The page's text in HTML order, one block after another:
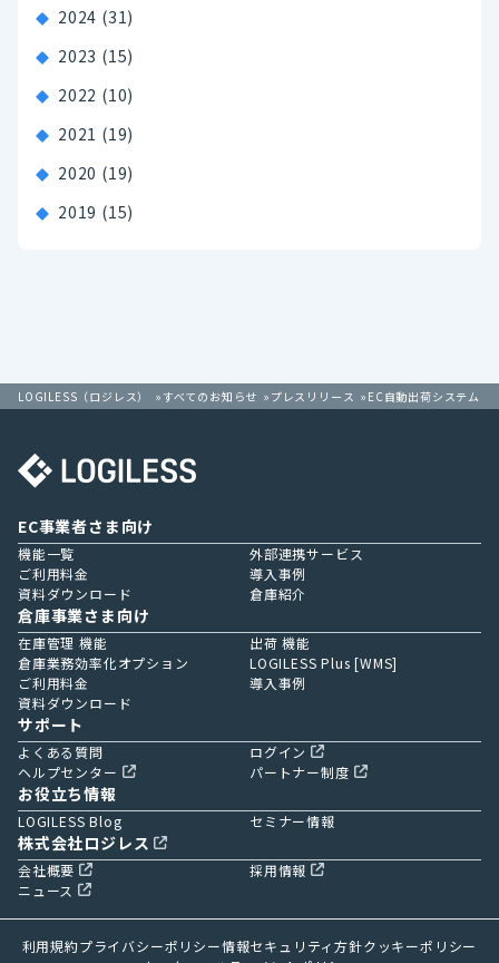
2024 (31)
2023 (15)
2022 (10)
2021 (19)
2020 (19)
2019 (15)
LOGILESS（ロジレス） すべてのお知らせ プレスリリース EC自動出荷システム「
EC事業者さま向け
機能一覧
外部連携サービス
ご利用料金
導入事例
資料ダウンロード
倉庫紹介
倉庫事業さま向け
在庫管理 機能
出荷 機能
倉庫業務効率化オプション
LOGILESS Plus [WMS]
ご利用料金
導入事例
資料ダウンロード
サポート
よくある質問
ログイン
ヘルプセンター
パートナー制度
お役立ち情報
LOGILESS Blog セミナー情報
株式会社ロジレス
会社概要
採用情報
ニュース
利用規約プライバシーポリシー情報セキュリティ方針クッキーポリシー